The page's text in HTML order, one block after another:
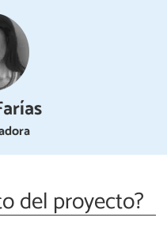
del proyecto?